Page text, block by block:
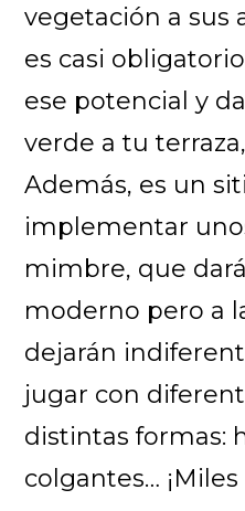
vegetación a sus
es casi
ese potencial y
verde a tu
Además, es un
implementar
mimbre, que
moderno pero a
dejarán
jugar con
distintas formas:
colgantes…